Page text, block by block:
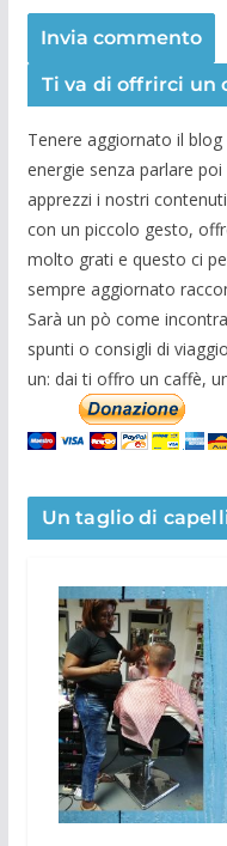
Ti va di offrirci un
Tenere aggiornato il
energie senza parlare
apprezzi i nostri
con un piccolo gesto,
molto grati e questo ci
sempre aggiornato
Sarà un pò come
spunti o consigli di
un: dai ti offro un caffè,
Un taglio di